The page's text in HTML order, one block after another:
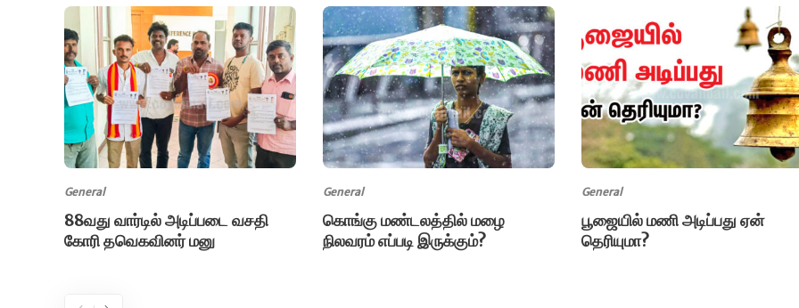
General
88வது வார்டில் அடிப்படை வசதி
கோரி தவெகவினர் மனு
General
கொங்கு மண்டலத்தில் மழை
நிலவரம் எப்படி இருக்கும்?
General
பூஜையில் மணி அடிப்பது ஏன்
தெரியுமா?